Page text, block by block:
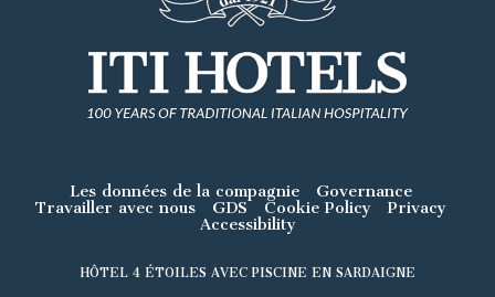
Les données de la compagnie
Governance
Travailler avec nous
GDS Cookie Policy
Privacy
Accessibility
HÔTEL 4 ÉTOILES AVEC PISCINE EN SARDAIGNE